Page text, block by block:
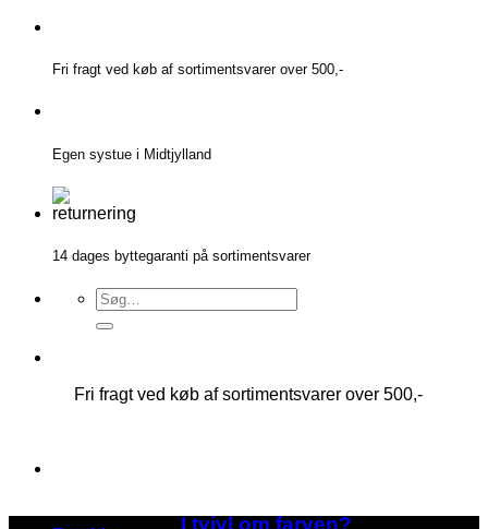
Fortsæt
indholdFri fragt ved køb af sortimentsvarer over 500,-
Egen systue i Midtjylland
14 dages byttegaranti på sortimentsvarer
Søg
efter:
Fri fragt ved køb af sortimentsvarer over 500,-
I tvivl om farven?